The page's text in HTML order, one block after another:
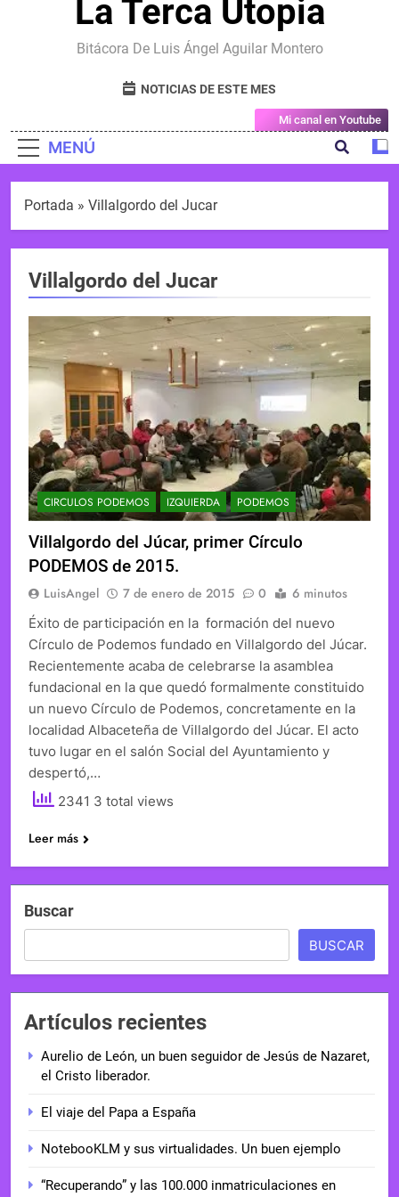
La Terca Utopia
Bitácora De Luis Ángel Aguilar Montero
NOTICIAS DE ESTE MES
MENÚ
Mi canal en Youtube
Portada » Villalgordo del Jucar
Villalgordo del Jucar
CIRCULOS PODEMOS IZQUIERDA PODEMOS
Villalgordo del Júcar, primer Círculo
PODEMOS de 2015.
LuisAngel 7 de enero de 2015 0 6 minutos
Éxito de participación en la formación del nuevo
Círculo de Podemos fundado en Villalgordo del Júcar.
Recientemente acaba de celebrarse la asamblea
fundacional en la que quedó formalmente constituido
un nuevo Círculo de Podemos, concretamente en la
localidad Albaceteña de Villalgordo del Júcar. El acto
tuvo lugar en el salón Social del Ayuntamiento y
despertó,…
2341 3 total views
Leer más
Buscar
BUSCAR
Artículos recientes
Aurelio de León, un buen seguidor de Jesús de Nazaret,
el Cristo liberador.
El viaje del Papa a España
NotebooKLM y sus virtualidades. Un buen ejemplo
“Recuperando” y las 100.000 inmatriculaciones en